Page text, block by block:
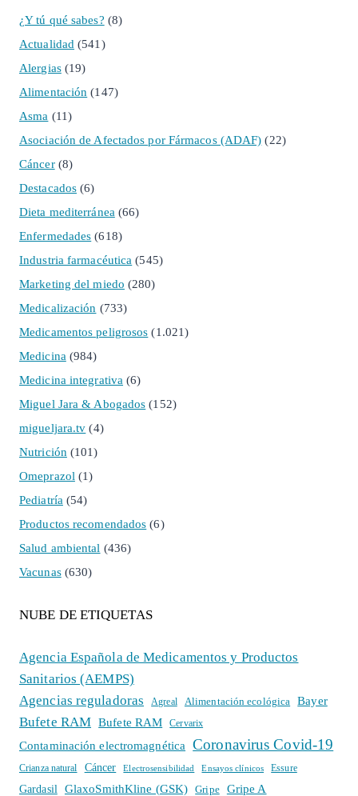
¿Y tú qué sabes? (8)
Actualidad (541)
Alergias(19)
Alimentación (147)
Asma (11)
Asociación de Afectados por Fármacos (ADAF) (22)
Cáncer(8)
Destacados (6)
Dieta mediterránea (66)
Enfermedades (618)
Industria farmacéutica (545)
Marketing del miedo (280)
Medicalización (733)
Medicamentos peligrosos (1.021)
Medicina (984)
Medicina integrativa (6)
Miguel Jara & Abogados (152)
migueljara.tv (4)
Nutrición (101)
Omeprazol (1)
Pediatría (54)
Productos recomendados (6)
Salud ambiental (436)
Vacunas(630)
NUBE DE ETIQUETAS
Agencia Española de Medicamentos y Productos
Sanitarios (AEMPS)
Agencias reguladoras
Agreal Alimentación ecológica Bayer
Bufete RAM Bufete RAM Cervarix
Contaminación electromagnética Coronavirus Covid-19
Crianza natural Cáncer Electrosensibilidad Ensayos clínicos Essure
Gardasil GlaxoSmithKline (GSK) Gripe Gripe A